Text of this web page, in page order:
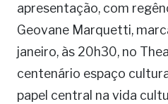
apresentação, com
Geovane Marquetti,
janeiro, às 20h30, no
centenário espaço
papel central na vida